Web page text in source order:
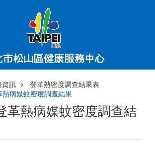
資訊
登革熱密度調查結果表
熱病媒蚊密度調查結果
革熱病媒蚊密度調查結